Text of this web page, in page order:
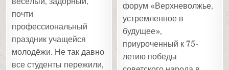
почти
профессиональный
праздник учащейся
молодёжи. Не так давно
все студенты пережили,
форум «Верхневолжье,
устремленное в
будущее»,
приуроченный к 75-
летию победы